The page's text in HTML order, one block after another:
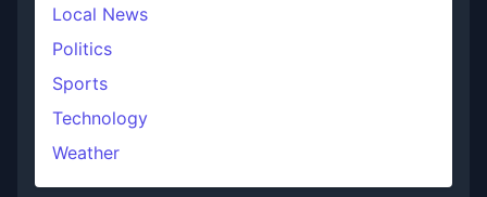
Local News
Politics
Sports
Technology
Weather